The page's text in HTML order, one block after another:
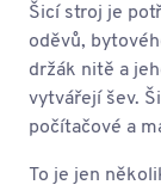
Šicí stroj je
oděvů,
držák nitě a
vytvářejí šev.
počítačové a
To je jen